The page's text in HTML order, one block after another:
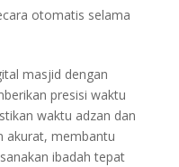
otomatis selama
masjid dengan
presisi waktu
waktu adzan dan
akurat, membantu
ibadah tepat